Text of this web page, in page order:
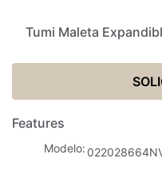
Tumi Maleta
Features
Modelo